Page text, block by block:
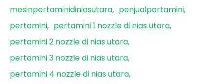
mesinpertaminidiniasutara
penjualpertamini
pertamini
pertamini 1 nozzle di nias utara
pertamini 2 nozzle di nias utara
pertamini 3 nozzle di nias utara
pertamini 4 nozzle di nias utara